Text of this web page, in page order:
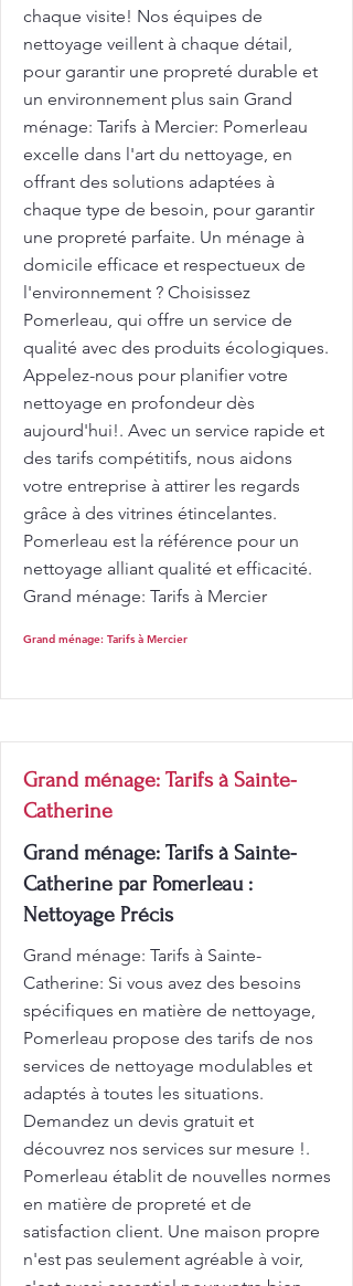
chaque visite! Nos équipes de
nettoyage veillent à chaque détail,
pour garantir une propreté durable et
un environnement plus sain Grand
ménage: Tarifs à Mercier: Pomerleau
excelle dans l'art du nettoyage, en
offrant des solutions adaptées à
chaque type de besoin, pour garantir
une propreté parfaite. Un ménage à
domicile efficace et respectueux de
l'environnement ? Choisissez
Pomerleau, qui offre un service de
qualité avec des produits écologiques.
Appelez-nous pour planifier votre
nettoyage en profondeur dès
aujourd'hui!. Avec un service rapide et
des tarifs compétitifs, nous aidons
votre entreprise à attirer les regards
grâce à des vitrines étincelantes.
Pomerleau est la référence pour un
nettoyage alliant qualité et efficacité.
Grand ménage: Tarifs à Mercier
Grand ménage: Tarifs à Mercier
Grand ménage: Tarifs à Sainte-
Catherine
Grand ménage: Tarifs à Sainte-
Catherine par Pomerleau :
Nettoyage Précis
Grand ménage: Tarifs à Sainte-
Catherine: Si vous avez des besoins
spécifiques en matière de nettoyage,
Pomerleau propose des tarifs de nos
services de nettoyage modulables et
adaptés à toutes les situations.
Demandez un devis gratuit et
découvrez nos services sur mesure !.
Pomerleau établit de nouvelles normes
en matière de propreté et de
satisfaction client. Une maison propre
n'est pas seulement agréable à voir,